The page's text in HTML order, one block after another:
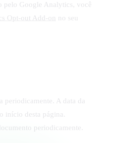
pelo Google Analytics, você
Opt-out Add-on no seu
periodicamente. A data da
início desta página.
periodicamente.